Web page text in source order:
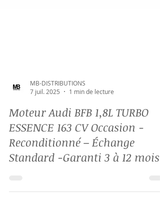
MB-DISTRIBUTIONS
7 juil. 2025
1 min de lecture
Moteur Audi BFB 1,8L TURBO
Reconditionné – Échange